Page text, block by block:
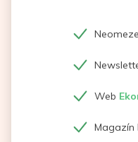
Web
Magazín